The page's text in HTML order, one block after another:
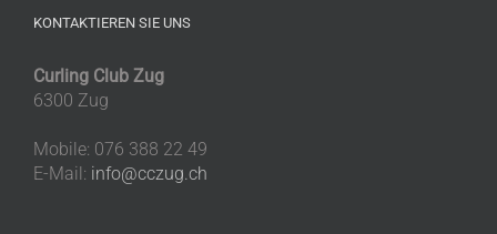
KONTAKTIEREN SIE UNS
Curling Club Zug
6300 Zug
Mobile: 076 388 22 49
E-Mail: info@cczug.ch